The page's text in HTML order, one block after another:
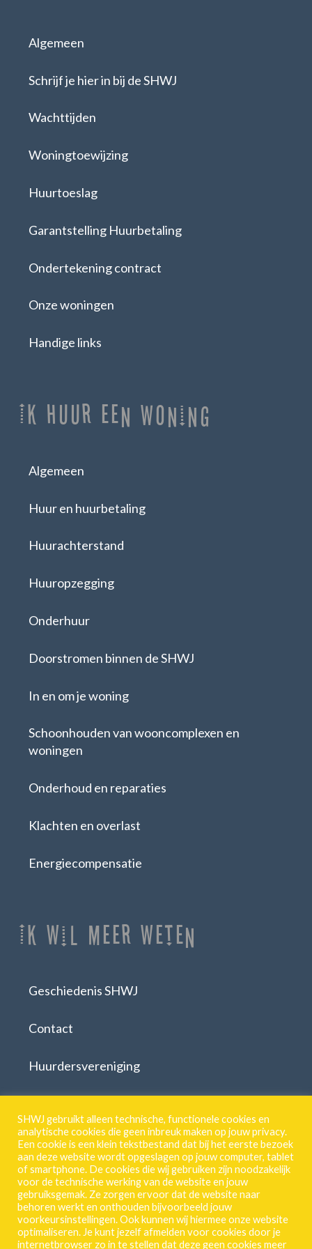
Algemeen
Schrijf je hier in bij de SHWJ
Wachttijden
Woningtoewijzing
Huurtoeslag
Garantstelling Huurbetaling
Ondertekening contract
Onze woningen
Handige links
Ik huur een woning
Algemeen
Huur en huurbetaling
Huurachterstand
Huuropzegging
Onderhuur
Doorstromen binnen de SHWJ
In en om je woning
Schoonhouden van wooncomplexen en
woningen
Onderhoud en reparaties
Klachten en overlast
Energiecompensatie
Ik Wil Meer Weten
Geschiedenis SHWJ
Contact
Huurdersvereniging
SHWJ.
Breestraat 55 | 2311 CJ | Leiden
071 513 46 18
Privacy-Verklaring
SHWJ gebruikt alleen technische, functionele cookies en
analytische cookies die geen inbreuk maken op jouw privacy.
Een cookie is een klein tekstbestand dat bij het eerste bezoek
aan deze website wordt opgeslagen op jouw computer, tablet
of smartphone. De cookies die wij gebruiken zijn noodzakelijk
voor de technische werking van de website en jouw
gebruiksgemak. Ze zorgen ervoor dat de website naar
behoren werkt en onthouden bijvoorbeeld jouw
voorkeursinstellingen. Ook kunnen wij hiermee onze website
optimaliseren. Je kunt jezelf afmelden voor cookies door je
internetbrowser zo in te stellen dat deze geen cookies meer